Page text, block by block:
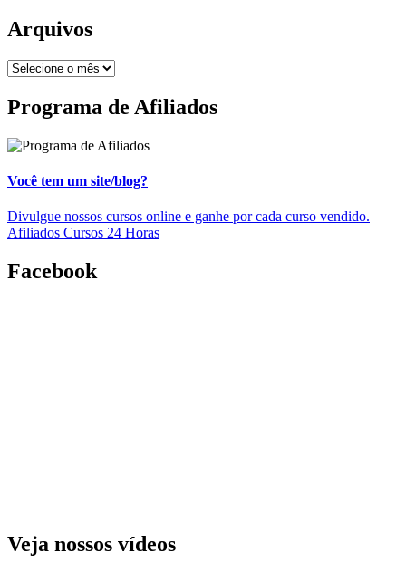
Arquivos
Programa de Afiliados
Você tem um site/blog?
Divulgue nossos cursos online e ganhe por cada curso vendido.
Afiliados Cursos 24 Horas
Facebook
Veja nossos vídeos